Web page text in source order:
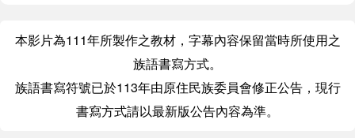
本影片為111年所製作之教材，字幕內容保留當時所使用之
族語書寫方式。
族語書寫符號已於113年由原住民族委員會修正公告，現行
書寫方式請以最新版公告內容為準。